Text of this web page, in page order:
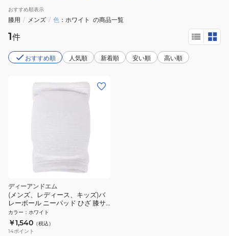
おすすめ順表示
膝用 / メンズ / 色 ホワイト の商品一覧
1件
おすすめ順 人気順 新着順 安い順 高い順
ディーアンドエム
(メンズ、レディース、キッズ)バ
レーボール ニーパッド ひざ 膝サ
ポーター 1個 837 WHT
カラー ： ホワイト
￥1,540 （税込）
14ポイント